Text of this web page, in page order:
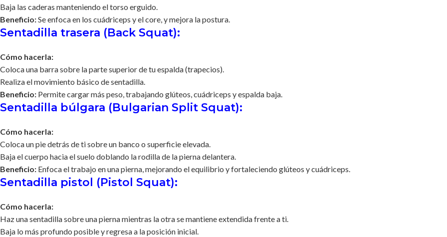
Baja las caderas manteniendo el torso erguido.
Beneficio:Se enfoca en los cuádriceps y el core, y mejora la postura.
Sentadilla trasera (Back Squat):
Cómo hacerla:
Coloca una barra sobre la parte superior de tu espalda (trapecios).
Realiza el movimiento básico de sentadilla.
Beneficio: Permite cargar más peso, trabajando glúteos, cuádriceps y espalda baja.
Sentadilla búlgara (Bulgarian Split Squat):
Cómo hacerla:
Coloca un pie detrás de ti sobre un banco o superficie elevada.
Baja el cuerpo hacia el suelo doblando la rodilla de la pierna delantera.
Beneficio: Enfoca el trabajo en una pierna, mejorando el equilibrio y fortaleciendo glúteos y cuádriceps.
Sentadilla pistol (Pistol Squat):
Cómo hacerla:
Haz una sentadilla sobre una pierna mientras la otra se mantiene extendida frente a ti.
Baja lo más profundo posible y regresa a la posición inicial.